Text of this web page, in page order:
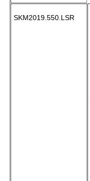
SKM2019.550.LSR